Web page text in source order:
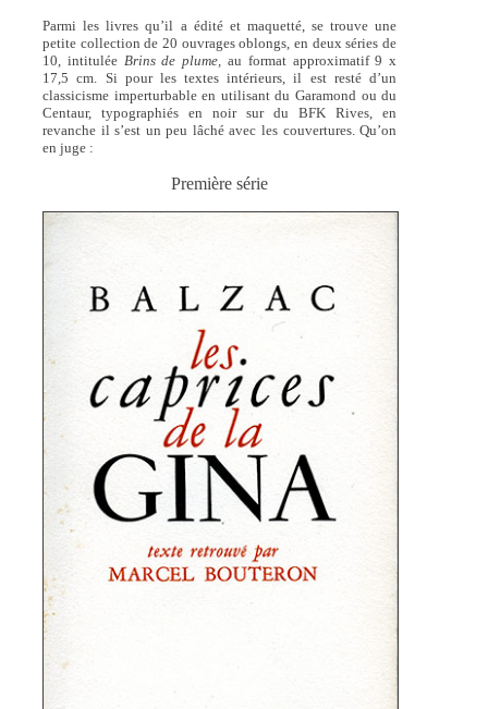
Parmi les livres qu’il a édité et maquetté, se trouve une
petite collection de 20 ouvrages oblongs, en deux séries de
10, intitulée Brins de plume, au format approximatif 9 x
17,5 cm. Si pour les textes intérieurs, il est resté d’un
classicisme imperturbable en utilisant du Garamond ou du
Centaur, typographiés en noir sur du BFK Rives, en
revanche il s’est un peu lâché avec les couvertures. Qu’on
en juge :
Première série